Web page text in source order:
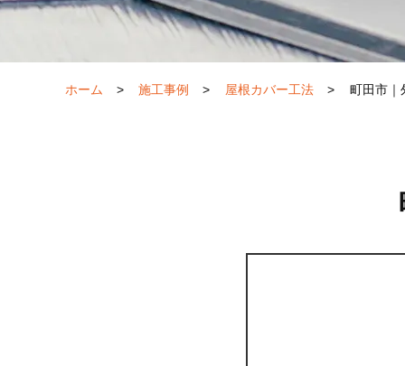
ホーム > 施工事例 > 屋根カバー工法 > 町田市｜